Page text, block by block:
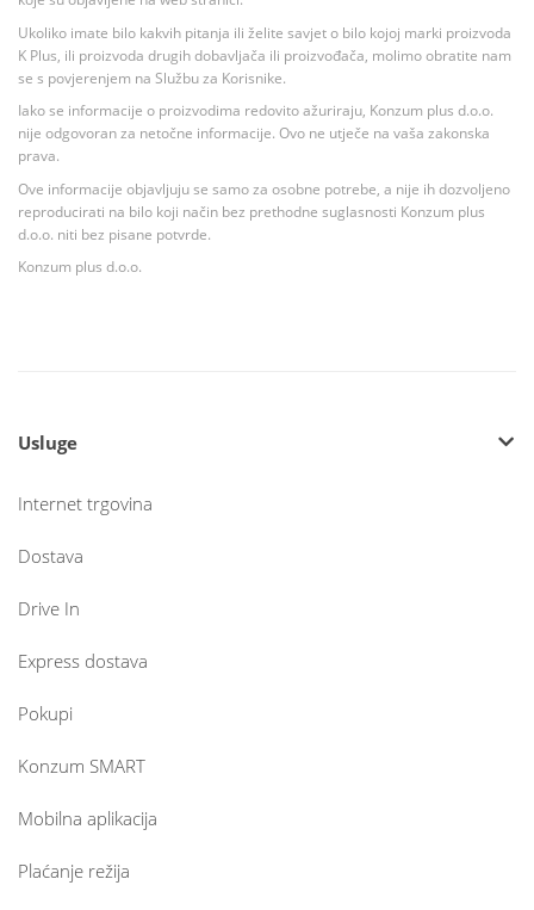
Ukoliko imate bilo kakvih pitanja ili želite savjet o bilo kojoj marki proizvoda
K Plus, ili proizvoda drugih dobavljača ili proizvođača, molimo obratite nam
se s povjerenjem na Službu za Korisnike.
Iako se informacije o proizvodima redovito ažuriraju, Konzum plus d.o.o.
nije odgovoran za netočne informacije. Ovo ne utječe na vaša zakonska
prava.
Ove informacije objavljuju se samo za osobne potrebe, a nije ih dozvoljeno
reproducirati na bilo koji način bez prethodne suglasnosti Konzum plus
d.o.o. niti bez pisane potvrde.
Konzum plus d.o.o.
Usluge
Internet trgovina
Dostava
Drive In
Express dostava
Pokupi
Konzum SMART
Mobilna aplikacija
Plaćanje režija